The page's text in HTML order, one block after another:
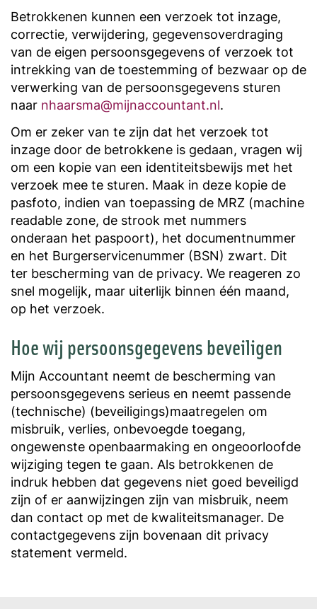
Betrokkenen kunnen een verzoek tot inzage,
correctie, verwijdering, gegevensoverdraging
van de eigen persoonsgegevens of verzoek tot
intrekking van de toestemming of bezwaar op de
verwerking van de persoonsgegevens sturen
naar nhaarsma@mijnaccountant.nl.
Om er zeker van te zijn dat het verzoek tot
inzage door de betrokkene is gedaan, vragen wij
om een kopie van een identiteitsbewijs met het
verzoek mee te sturen. Maak in deze kopie de
pasfoto, indien van toepassing de MRZ (machine
readable zone, de strook met nummers
onderaan het paspoort), het documentnummer
en het Burgerservicenummer (BSN) zwart. Dit
ter bescherming van de privacy. We reageren zo
snel mogelijk, maar uiterlijk binnen één maand,
op het verzoek.
Hoe wij persoonsgegevens beveiligen
Mijn Accountant neemt de bescherming van
persoonsgegevens serieus en neemt passende
(technische) (beveiligings)maatregelen om
misbruik, verlies, onbevoegde toegang,
ongewenste openbaarmaking en ongeoorloofde
wijziging tegen te gaan. Als betrokkenen de
indruk hebben dat gegevens niet goed beveiligd
zijn of er aanwijzingen zijn van misbruik, neem
dan contact op met de kwaliteitsmanager. De
contactgegevens zijn bovenaan dit privacy
statement vermeld.